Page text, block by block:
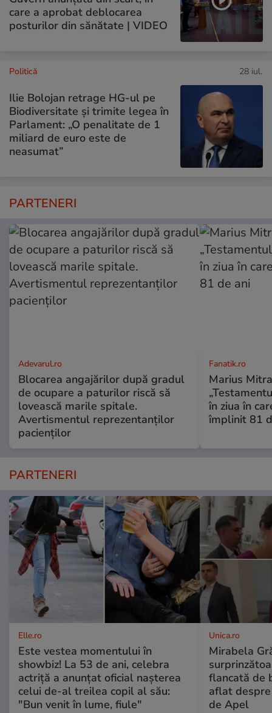
care a aprobat deblocarea
posturilor din sănătate | VIDEO
Politică 28 iul.
Ilie Bolojan retrage HG-ul pe
Biodiversitate și trimite legea în
Parlament: „O penalitate de 1
miliard de euro este de
neasumat”
PARTENERI
Adevarul.ro
Blocarea angajărilor după gradul
de ocupare a paturilor riscă să
lovească marile spitale.
Avertismentul reprezentanților
pacienților
Fanatik.ro
Marius
în ziua în
împlinit 81
PARTENERI
Elle.ro
Este vestea momentului în
showbiz! La 53 de ani, celebra
actriță a anunțat oficial nașterea
celui de-al treilea copil al său:
"Bun venit în lume, fiule"
Unica.ro
Mirabela
flancată de
aflat
de Apel